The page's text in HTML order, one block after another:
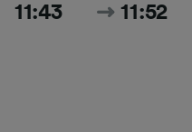
11:43 11:52